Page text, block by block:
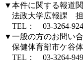
▼本件に関する報道
法政大学広報課 担
TEL： 03-3264-
▼一般の方のお問い
保健体育部市ケ谷
TEL： 03-3264-